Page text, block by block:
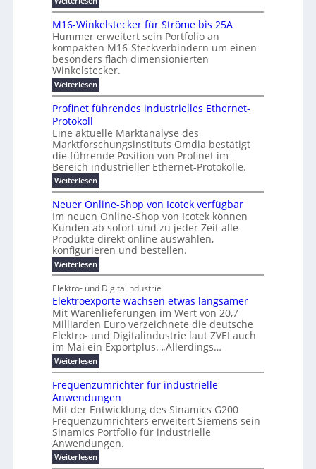
o
u
n
d
w
e
n
i
g
r
B
ü
r
o
k
a
t
i
e
E
e
r
g
i
e
l
ö
u
n
g
e
n
s
l
a
s
t
s
c
h
a
t
l
e
i
s
t
e
n
2
6
E
u
r
o
p
e
a
E
t
h
e
r
c
a
t
P
l
u
F
e
s
t
g
e
n
f
ü
r
e
ff
i
z
i
e
t
e
r
e
s
K
a
b
e
l
m
a
n
a
g
m
e
n
t
c
h
s
t
u
m
v
o
n
ü
b
e
2
0
%
i
m
e
r
s
e
n
H
a
b
a
h
r
2
0
2
6
B
ö
r
n
T
w
i
e
h
a
w
i
r
d
e
e
W
a
g
o
-
C
E
M16-Winkelstecker für Ströme bis 25A
Hummer erweitert sein Portfolio an
kompakten M16-Steckverbindern um einen
besonders flach dimensionierten
Winkelstecker.
Weiterlesen:
M
1
6
W
i
n
k
e
l
s
t
e
c
k
e
r
f
ü
S
t
r
ö
m
e
b
i
s
5
A
Profinet führendes industrielles Ethernet-
Protokoll
Eine aktuelle Marktanalyse des
Marktforschungsinstituts Omdia bestätigt
die führende Position von Profinet im
Bereich industrieller Ethernet-Protokolle.
Weiterlesen:
P
r
o
i
n
e
t
f
ü
h
r
e
n
d
e
s
i
n
u
s
t
r
i
e
l
l
e
Neuer Online-Shop von Icotek verfügbar
Im neuen Online-Shop von Icotek können
Kunden ab sofort und zu jeder Zeit alle
Produkte direkt online auswählen,
konfigurieren und bestellen.
Weiterlesen:
N
e
u
e
r
O
n
l
i
n
e
-
S
h
o
p
v
o
n
I
Elektro- und Digitalindustrie
Elektroexporte wachsen etwas langsamer
Mit Warenlieferungen im Wert von 20,7
Milliarden Euro verzeichnete die deutsche
Elektro- und Digitalindustrie laut ZVEI auch
im Mai ein Exportplus. „Allerdings…
Weiterlesen:
E
e
k
t
r
o
e
x
p
Frequenzumrichter für industrielle
Anwendungen
Mit der Entwicklung des Sinamics G200
Frequenzumrichters erweitert Siemens sein
Sinamics Portfolio für industrielle
Anwendungen.
Weiterlesen:
F